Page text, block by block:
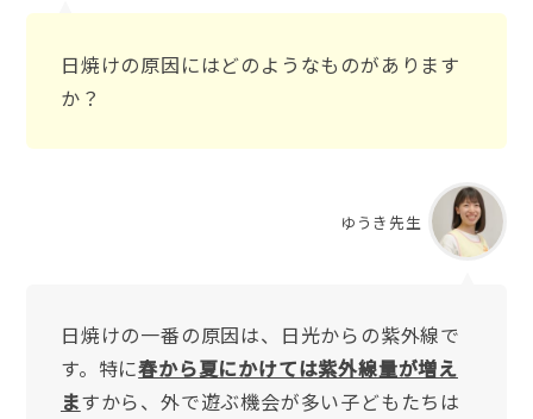
日焼けの原因にはどのようなものがあります
か？
ゆうき先生
日焼けの一番の原因は、日光からの紫外線で
す。特に春から夏にかけては紫外線量が増え
ますから、外で遊ぶ機会が多い子どもたちは